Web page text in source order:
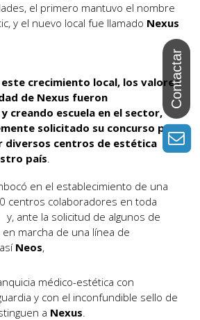
el primero mantuvo el nombre
y el nuevo local fue llamado Nexus
crecimiento local, los valores
de Nexus fueron
creando escuela en el sector,
solicitado su concurso para
diversos centros de estética
país.
en el establecimiento de una
centros colaboradores en toda
y, ante la solicitud de algunos de
marcha de una línea de
Neos,
médico-estética con
y con el inconfundible sello de
a Nexus.